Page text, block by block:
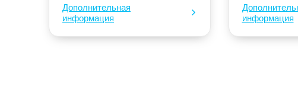
Дополнительная
информация
информация